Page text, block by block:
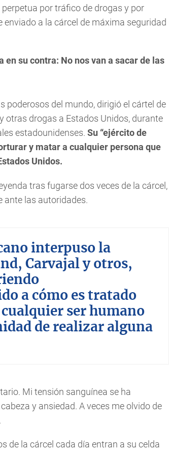
por tráfico de drogas y por
enviado a la cárcel de máxima seguridad
en su contra: No nos van a sacar de las
poderosos del mundo, dirigió el cártel de
otras drogas a Estados Unidos, durante
estadounidenses. Su “ejército de
y matar a cualquier persona que
Unidos.
tras fugarse dos veces de la cárcel,
ante las autoridades.
interpuso la
Carvajal y otros,
a cómo es tratado
ser humano
de realizar alguna
Mi tensión sanguínea se ha
y ansiedad. A veces me olvido de
de la cárcel cada día entran a su celda